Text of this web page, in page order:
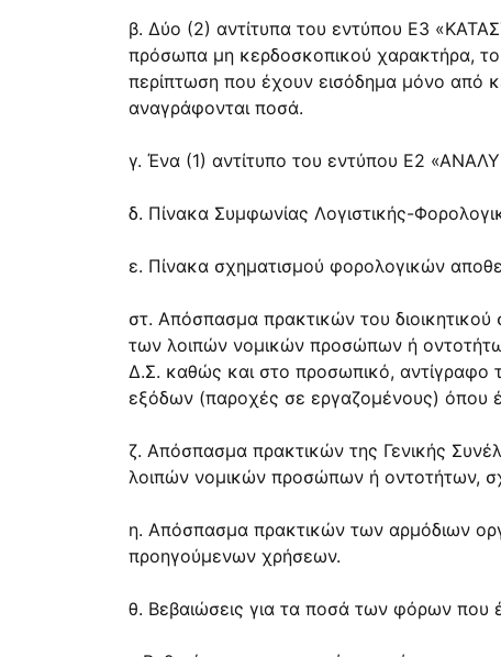
β. Δύο (2) αντίτυπα του εντύπου Ε3
πρόσωπα μη κερδοσκοπικού χαρακτήρα, το
περίπτωση που έχουν εισόδημα μόνο από
αναγράφονται ποσά.
γ. Ένα (1) αντίτυπο του εντύπου Ε2
δ. Πίνακα Συμφωνίας Λογιστικής-
ε. Πίνακα σχηματισμού φορολογικών
στ. Απόσπασμα πρακτικών του
των λοιπών νομικών προσώπων ή
Δ.Σ. καθώς και στο προσωπικό, αντίγραφο
εξόδων (παροχές σε εργαζομένους) όπου
ζ. Απόσπασμα πρακτικών της Γενικής
λοιπών νομικών προσώπων ή οντοτήτων,
η. Απόσπασμα πρακτικών των αρμόδιων
προηγούμενων χρήσεων.
θ. Βεβαιώσεις για τα ποσά των φόρων που